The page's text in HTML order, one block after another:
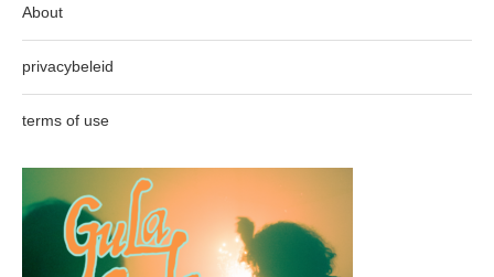
About
privacybeleid
terms of use